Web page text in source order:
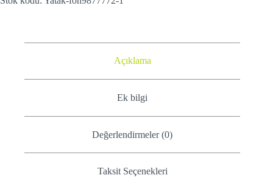
Açıklama
Ek bilgi
Değerlendirmeler (0)
Taksit Seçenekleri